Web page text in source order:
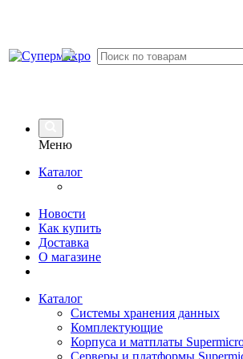
Меню
Каталог
Новости
Как купить
Доставка
О магазине
Каталог
Системы хранения данных
Комплектующие
Корпуса и матплаты
Серверы и платформы